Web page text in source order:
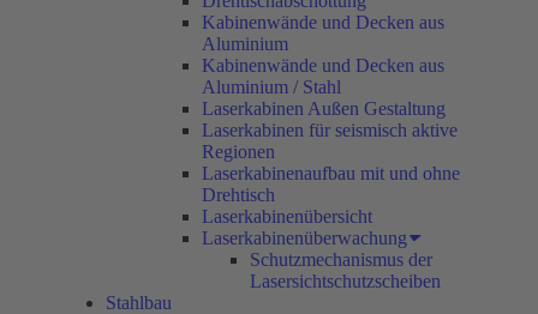
Kabinenwände und Decken aus
Aluminium
Kabinenwände und Decken aus
Aluminium / Stahl
Laserkabinen Außen Gestaltung
Laserkabinen für seismisch aktive
Regionen
Laserkabinenaufbau mit und ohne
Drehtisch
Laserkabinenübersicht
Laserkabinenüberwachung
Schutzmechanismus der
Lasersichtschutzscheiben
Stahlbau